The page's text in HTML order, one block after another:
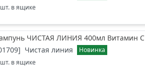
шт. в ящике
ЧИСТАЯ ЛИНИЯ 400мл Витамин С
] Чистая линия
Новинка
шт. в ящике